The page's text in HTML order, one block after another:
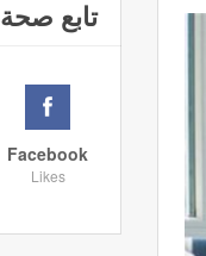
تابع صحة24 على:
Facebook
Likes